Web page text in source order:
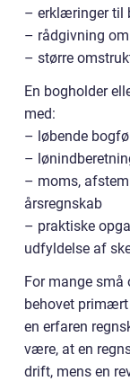
– erklæringer til
– rådgivning
– større
En bogholder
med:
– løbende
–
– moms,
årsregnskab
– praktiske
udfyldelse af
For mange små
behovet primært
en erfaren
være, at en
drift, mens en